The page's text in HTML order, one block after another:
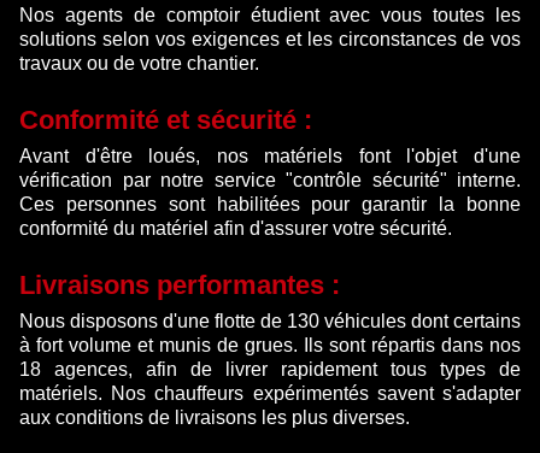
Nos agents de comptoir étudient avec vous toutes les
solutions selon vos exigences et les circonstances de vos
travaux ou de votre chantier.
Conformité et sécurité :
Avant d'être loués, nos matériels font l'objet d'une
vérification par notre service "contrôle sécurité" interne.
Ces personnes sont habilitées pour garantir la bonne
conformité du matériel afin d'assurer votre sécurité.
Livraisons performantes :
Nous disposons d'une flotte de 130 véhicules dont certains
à fort volume et munis de grues. Ils sont répartis dans nos
18 agences, afin de livrer rapidement tous types de
matériels. Nos chauffeurs expérimentés savent s'adapter
aux conditions de livraisons les plus diverses.